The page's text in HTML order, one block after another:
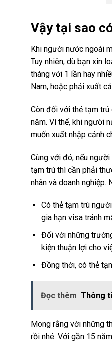
Vậy tại sao
Khi người nước ngoài
Tuy nhiên, dù bạn xin
tháng với 1 lần hay
Nam, hoặc phải xuất
Còn đối với thẻ tạm trú
năm. Vì thế, khi người
muốn xuất nhập cảnh
Cùng với đó, nếu
tạm trú thì cần phải
nhân và doanh nghiệp.
Có thẻ tạm trú
gia hạn visa tránh
Đối với những
kiện thuận lợi cho
Đồng thời, có thẻ
Đọc thêm Thông
Mong rằng với những
rồi nhé. Với gần 15